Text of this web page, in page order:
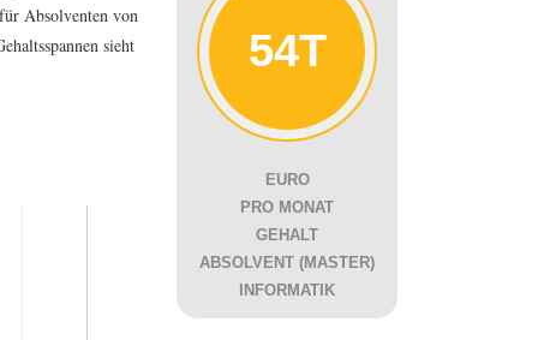
Absolventen von
sieht
54T
EURO
PRO MONAT
GEHALT
ABSOLVENT (MASTER)
INFORMATIK